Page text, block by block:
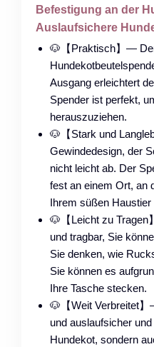
Befestigung an der
Auslaufsichere
🐶【Praktisch】—
Ausgang erleichtert
Spender ist perfekt,
herauszuziehen.
🐶【Stark und
Gewindedesign, der
nicht leicht ab. Der
fest an einem Ort, an
Ihrem süßen Haustier
🐶【Leicht zu
und tragbar, Sie
Sie denken, wie
Sie können es
Ihre Tasche stecken.
🐶【Weit Verbreitet
und auslaufsicher
Hundekot, sondern